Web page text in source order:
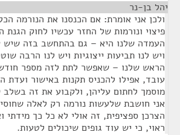
יהל בן-נר
ולכן אני אומרת: אם הכנסנו את הנורמה
פיצוי ונורמות של החזר עכשיו לחוק הגנת
העמדה שלנו היא – גם בהתחשב בזה שיש
ויש לנו תביעות ייצוגיות ויש לנו הרבה
הראש שלנו – שאפשר לתת לזה מספר
עובד, אפילו להכניס תקנות באישור
מוסמך לחתום עליהן, ולקבוע את זה בשלב
אני חושבת שלעשות נורמה רק לאלה
הצרכן ספציפית, זה אולי לא כל כך מידתי
ראוי, כי יש עוד גופים שיכולים לטעות.